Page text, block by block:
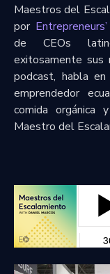
Maestros del
por
de CEOs
exitosamente sus
podcast, habla
emprendedor
comida
Maestro del